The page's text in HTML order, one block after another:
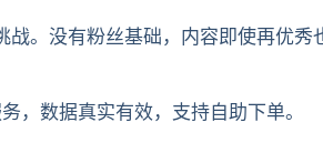
。没有粉丝基础，内容即使再优秀
，数据真实有效，支持自助下单。